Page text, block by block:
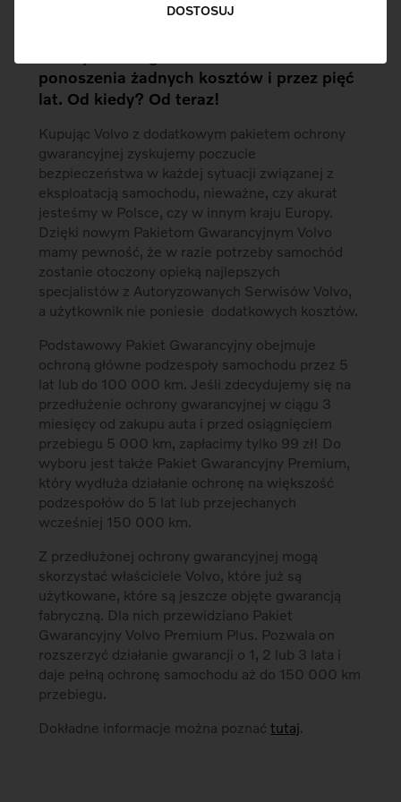
DOSTOSUJ
uczucie, że cokolwiek się nie wydarzy,
ponoszenia żadnych kosztów i przez pięć
lat. Od kiedy? Od teraz!
Kupując Volvo z dodatkowym pakietem ochrony
gwarancyjnej zyskujemy poczucie
bezpieczeństwa w każdej sytuacji związanej z
eksploatacją samochodu, nieważne, czy akurat
jesteśmy w Polsce, czy w innym kraju Europy.
Dzięki nowym Pakietom Gwarancyjnym Volvo
mamy pewność, że w razie potrzeby samochód
zostanie otoczony opieką najlepszych
specjalistów z Autoryzowanych Serwisów Volvo,
a użytkownik nie poniesie dodatkowych kosztów.
Podstawowy Pakiet Gwarancyjny obejmuje
ochroną główne podzespoły samochodu przez 5
lat lub do 100 000 km. Jeśli zdecydujemy się na
przedłużenie ochrony gwarancyjnej w ciągu 3
miesięcy od zakupu auta i przed osiągnięciem
przebiegu 5 000 km, zapłacimy tylko 99 zł! Do
wyboru jest także Pakiet Gwarancyjny Premium,
który wydłuża działanie ochronę na większość
podzespołów do 5 lat lub przejechanych
wcześniej 150 000 km.
Z przedłużonej ochrony gwarancyjnej mogą
skorzystać właściciele Volvo, które już są
użytkowane, które są jeszcze objęte gwarancją
fabryczną. Dla nich przewidziano Pakiet
Gwarancyjny Volvo Premium Plus. Pozwala on
rozszerzyć działanie gwarancji o 1, 2 lub 3 lata i
daje pełną ochronę samochodu aż do 150 000 km
przebiegu.
Dokładne informacje można poznaćtutaj.